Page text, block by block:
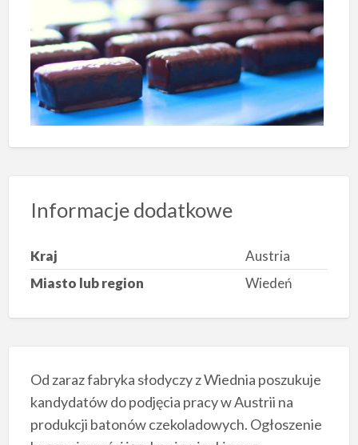
Informacje dodatkowe
Kraj
Austria
Miasto lub region
Wiedeń
Od zaraz fabryka słodyczy z Wiednia poszukuje
kandydatów do podjęcia pracy w Austrii na
produkcji batonów czekoladowych. Ogłoszenie